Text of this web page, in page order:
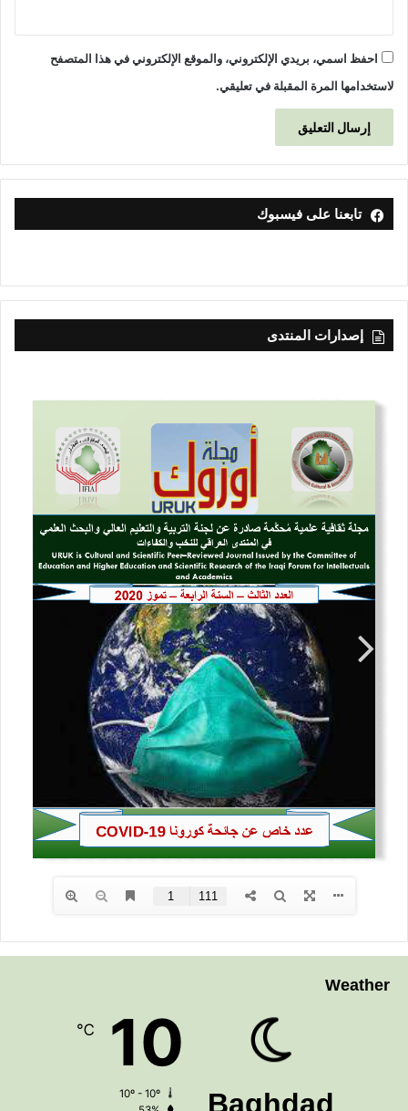
احفظ اسمي، بريدي الإلكتروني، والموقع الإلكتروني في هذا المتصفح
لاستخدامها المرة المقبلة في تعليقي.
تابعنا على فيسبوك
إصدارات المنتدى
Weather
Baghdad
10
℃